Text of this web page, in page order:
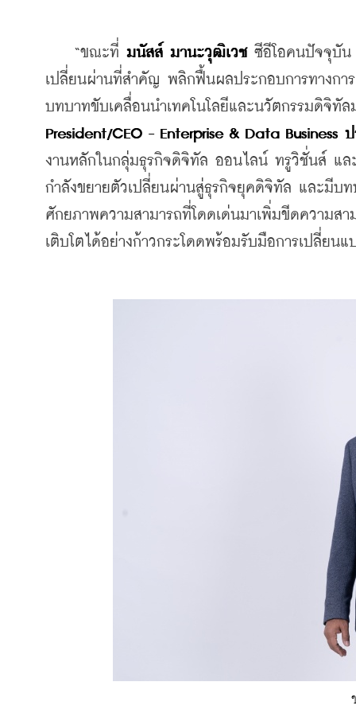
“ขณะที่ มนัสส์ มานะวุฒิเวช ซีอีโอคนปัจจุบัน
เปลี่ยนผ่านที่สำคัญ พลิกฟื้นผลประกอบการทางกา
บทบาทขับเคลื่อนนำเทคโนโลยีและนวัตกรรมดิจิทั
President/CEO - Enterprise & Data
งานหลักในกลุ่มธุรกิจดิจิทัล ออนไลน์ ทรูวิชั่นส์ แล
กำลังขยายตัวเปลี่ยนผ่านสู่ธุรกิจยุคดิจิทัล และมีบ
ศักยภาพความสามารถที่โดดเด่นมาเพิ่มขีดความสา
เติบโตได้อย่างก้าวกระโดดพร้อมรับมือการเปลี่ยน